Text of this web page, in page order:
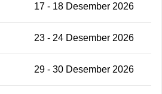
17 - 18 Desember 2026
23 - 24 Desember 2026
29 - 30 Desember 2026